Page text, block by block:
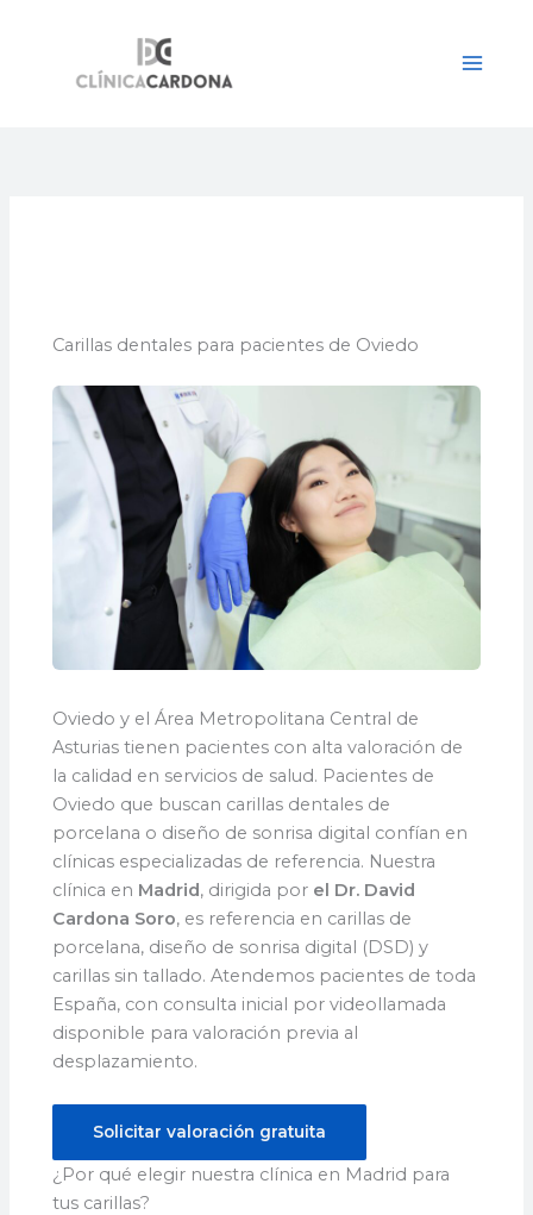
contenido
Carillas dentales para pacientes de Oviedo
Oviedo y el Área Metropolitana Central de
Asturias tienen pacientes con alta valoración de
la calidad en servicios de salud. Pacientes de
Oviedo que buscan carillas dentales de
porcelana o diseño de sonrisa digital confían en
clínicas especializadas de referencia. Nuestra
clínica en Madrid , dirigida por el Dr. David
Cardona Soro, es referencia en carillas de
porcelana, diseño de sonrisa digital (DSD) y
carillas sin tallado. Atendemos pacientes de toda
España, con consulta inicial por videollamada
disponible para valoración previa al
desplazamiento.
Solicitar valoración gratuita
¿Por qué elegir nuestra clínica en Madrid para
tus carillas?